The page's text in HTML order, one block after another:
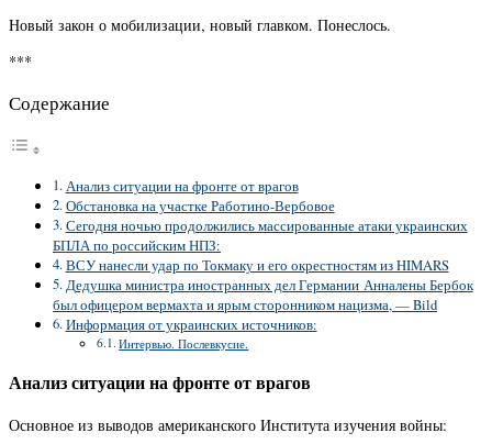
Новый закон о мобилизации, новый главком. Понеслось.
***
Содержание
Анализ ситуации на фронте от врагов
Обстановка на участке Работино-Вербовое
Сегодня ночью продолжились массированные атаки украинских
БПЛА по российским НПЗ:
ВСУ нанесли удар по Токмаку и его окрестностям из HIMARS
Дедушка министра иностранных дел Германии Анналены Бербок
был офицером вермахта и ярым сторонником нацизма, — Bild
Информация от украинских источников:
Интервью. Послевкусие.
Анализ ситуации на фронте от врагов
Основное из выводов американского Института изучения войны: